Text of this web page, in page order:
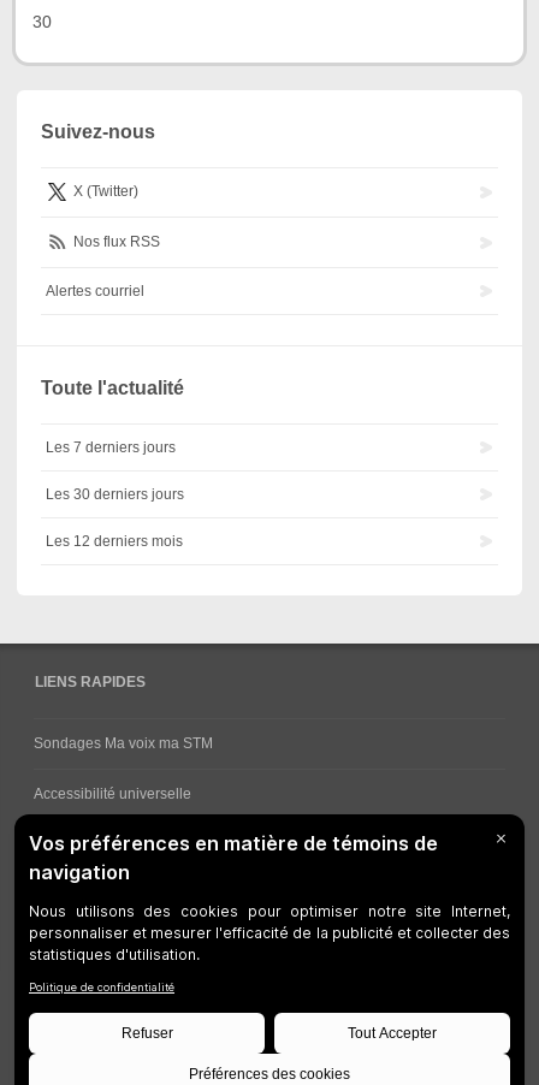
 30 
Suivez-nous
X (Twitter)
Nos flux RSS
Alertes courriel
Toute l'actualité
Les 7 derniers jours
Les 30 derniers jours
Les 12 derniers mois
LIENS RAPIDES
Sondages Ma voix ma STM
Accessibilité universelle
Comment obtenir vos horaires de bus
Travaux en cours
Gestion des témoins
Accessibilité Web
Plan du site